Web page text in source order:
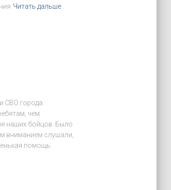
Читать дальше
СВО города
чем
наших бойцов. Было
вниманием слушали,
помощь.